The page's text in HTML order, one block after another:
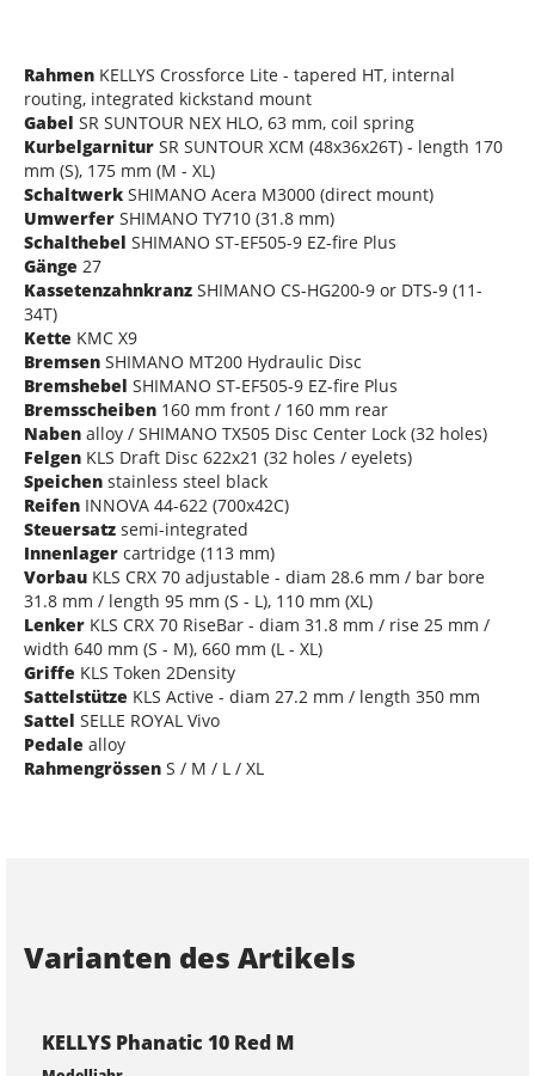
Rahmen KELLYS Crossforce Lite - tapered HT, internal
routing, integrated kickstand mount
Gabel SR SUNTOUR NEX HLO, 63 mm, coil spring
Kurbelgarnitur SR SUNTOUR XCM (48x36x26T) - length 170
mm (S), 175 mm (M - XL)
Schaltwerk SHIMANO Acera M3000 (direct mount)
Umwerfer SHIMANO TY710 (31.8 mm)
Schalthebel SHIMANO ST-EF505-9 EZ-fire Plus
Gänge 27
Kassetenzahnkranz SHIMANO CS-HG200-9 or DTS-9 (11-
34T)
Kette KMC X9
Bremsen SHIMANO MT200 Hydraulic Disc
Bremshebel SHIMANO ST-EF505-9 EZ-fire Plus
Bremsscheiben 160 mm front / 160 mm rear
Naben alloy / SHIMANO TX505 Disc Center Lock (32 holes)
Felgen KLS Draft Disc 622x21 (32 holes / eyelets)
Speichen stainless steel black
Reifen INNOVA 44-622 (700x42C)
Steuersatz semi-integrated
Innenlager cartridge (113 mm)
Vorbau KLS CRX 70 adjustable - diam 28.6 mm / bar bore
31.8 mm / length 95 mm (S - L), 110 mm (XL)
Lenker KLS CRX 70 RiseBar - diam 31.8 mm / rise 25 mm /
width 640 mm (S - M), 660 mm (L - XL)
Griffe KLS Token 2Density
Sattelstütze KLS Active - diam 27.2 mm / length 350 mm
Sattel SELLE ROYAL Vivo
Pedale alloy
Rahmengrössen S / M / L / XL
Varianten des Artikels
KELLYS Phanatic 10 Red M